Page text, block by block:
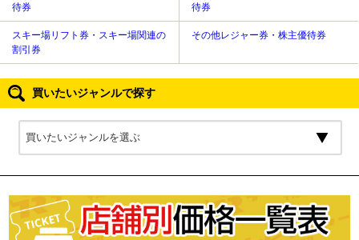
待券
待券
スキー場リフト券・スキー場関連の
割引券
その他レジャー券・株主優待券
買いたいジャンルで探す